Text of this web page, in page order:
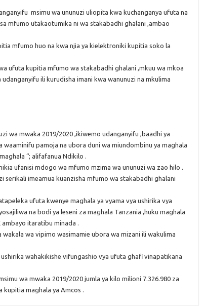
msimu wa ununuzi uliopita kwa kuchanganya ufuta na
mfumo utakaotumika ni wa stakabadhi ghalani ,ambao
mfumo huo na kwa njia ya kielektroniki kupitia soko la
ufuta kupitia mfumo wa stakabadhi ghalani ,mkuu wa mkoa
ili kurudisha imani kwa wanunuzi na mkulima
wa mwaka 2019/2020 ,ikiwemo udanganyifu ,baadhi ya
pamoja na ubora duni wa miundombinu ya maghala
“; alifafanua Ndikilo .
ufanisi mdogo wa mfumo mzima wa ununuzi wa zao hilo .
serikali imeamua kuanzisha mfumo wa stakabadhi ghalani
ufuta kwenye maghala ya vyama vya ushirika vya
na bodi ya leseni za maghala Tanzania ,huku maghala
itaratibu minada .
wa vipimo wasimamie ubora wa mizani ili wakulima
wahakikishe vifungashio vya ufuta ghafi vinapatikana
wa mwaka 2019/2020 jumla ya kilo milioni 7.326.980 za
maghala ya Amcos .